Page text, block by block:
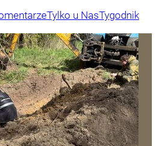
Tylko u NasTygodnik